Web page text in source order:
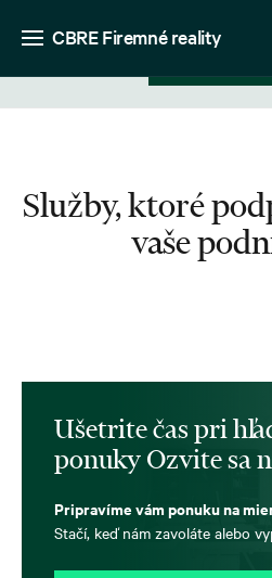
CBRE Firemné reality
Služby, ktoré
vaše
Ušetrite čas pri
ponuky Ozvite sa
Pripravíme vám ponuku na
Stačí, keď nám zavoláte alebo